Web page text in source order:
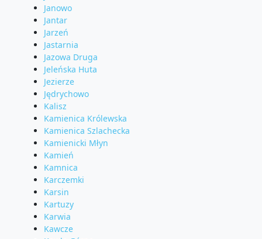
Janowo
Jantar
Jarzeń
Jastarnia
Jazowa Druga
Jeleńska Huta
Jezierze
Jędrychowo
Kalisz
Kamienica Królewska
Kamienica Szlachecka
Kamienicki Młyn
Kamień
Kamnica
Karczemki
Karsin
Kartuzy
Karwia
Kawcze